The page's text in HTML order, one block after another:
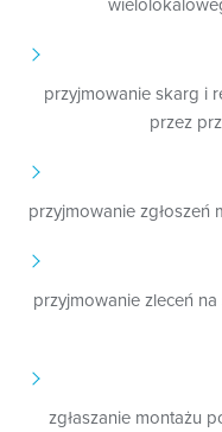
przyjmowanie skarg i
przez
przyjmowanie
przyjmowanie zleceń
zgłaszanie montażu